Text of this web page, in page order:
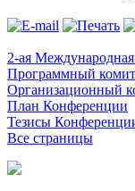
2-ая
Программный
Организационный
План Конференции
Тезисы
Все страницы